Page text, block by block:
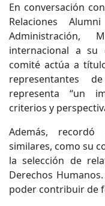
En conversación
Relaciones
Administración,
internacional a su
comité actúa a
representantes
representa “un
criterios y
Además,
similares, como su
la selección de
Derechos
poder contribuir de